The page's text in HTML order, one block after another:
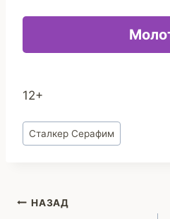
12+
Метки
записи:
Сталкер Серафим
Навигация
НАЗАД